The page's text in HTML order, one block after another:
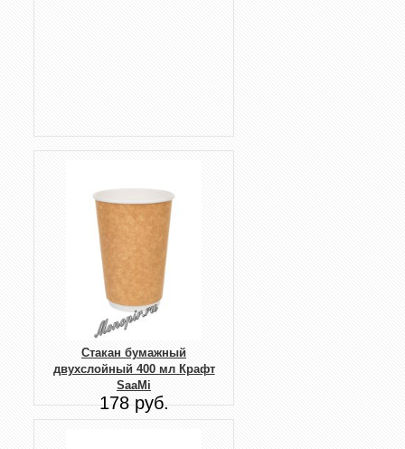
Стакан бумажный
двухслойный 400 мл Крафт
SaaMi
178 руб.